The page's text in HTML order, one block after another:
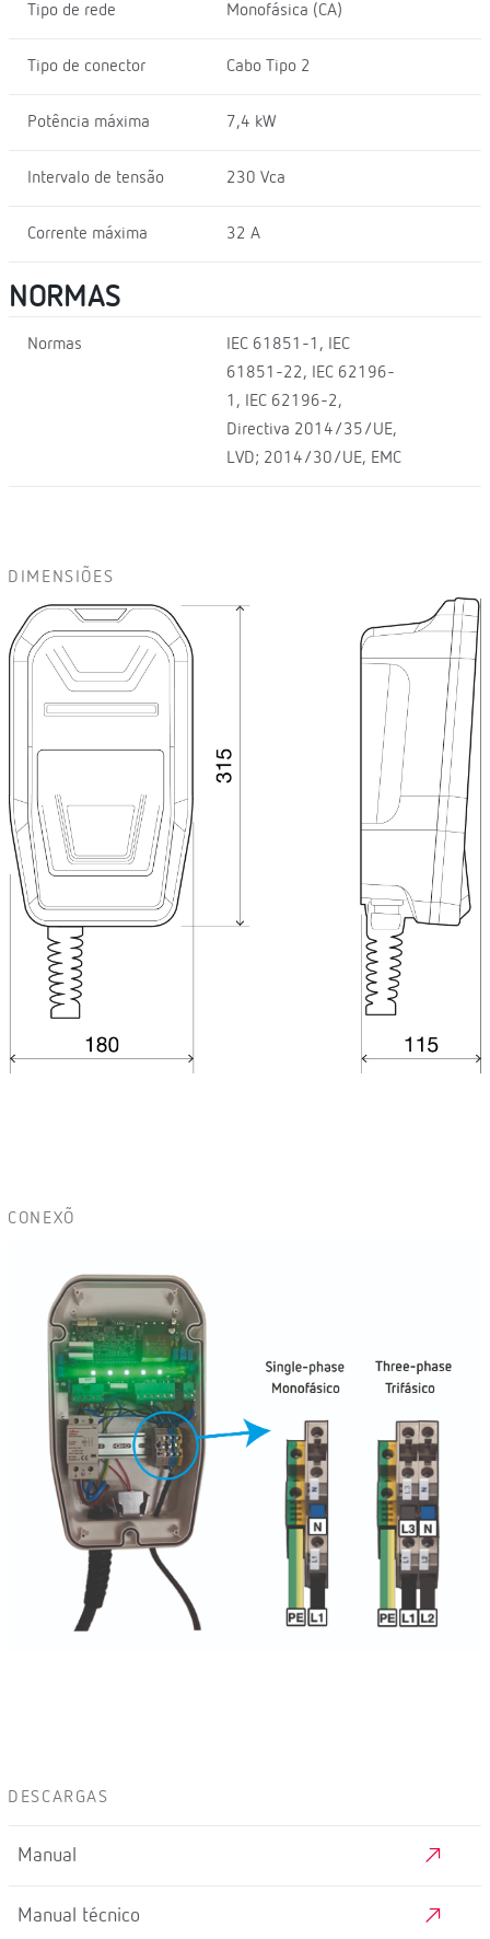
Tipo de rede Monofásica (CA)
Tipo de conector Cabo Tipo 2
Potência máxima 7,4 kW
Intervalo de tensão 230 Vca
Corrente máxima 32 A
NORMAS
Normas
IEC 61851-1, IEC
61851-22, IEC 62196-
1, IEC 62196-2,
Directiva 2014/35/UE,
LVD; 2014/30/UE, EMC
DIMENSIÕES
CONEXÕ
DESCARGAS
Manual
Manual técnico